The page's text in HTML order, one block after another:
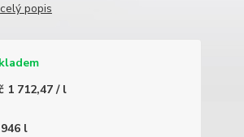
celý popis
1 712,47 / l
l